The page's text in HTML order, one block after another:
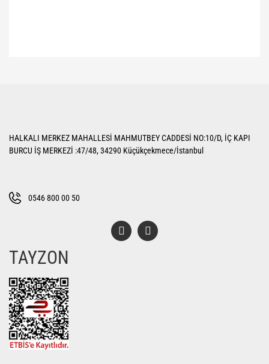
Ürün açıklamasında eksik bilgiler bulunuyor.
Bu ürüne benzer farklı alternatifler olmalı.
HALKALI MERKEZ MAHALLESİ MAHMUTBEY CADDESİ NO:10/D, İÇ KAPI
BURCU İŞ MERKEZİ :47/48, 34290 Küçükçekmece/İstanbul
0546 800 00 50
TAYZON